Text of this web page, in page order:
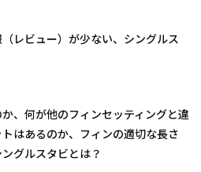
レビュー）が少ない、シングルス
、何が他のフィンセッティングと違
はあるのか、フィンの適切な長さ
グルスタビとは？